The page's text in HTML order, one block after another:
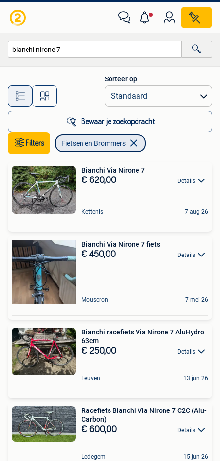
Alle afstanden…
Sorteer op
Bewaar je zoekopdracht
Filters Fietsen en Brommers
Bianchi Via Nirone 7
€ 620,00 Details
Kettenis 7 aug 26
Bianchi Via Nirone 7 fiets
€ 450,00 Details
Mouscron 7 mei 26
Bianchi racefiets Via Nirone 7 AluHydro
63cm
€ 250,00 Details
Leuven 13 jun 26
Racefiets Bianchi Via Nirone 7 C2C (Alu-
Carbon)
€ 600,00 Details
Ledegem 15 jun 26